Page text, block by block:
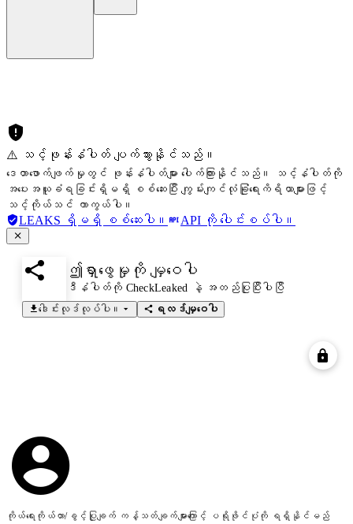
⚠️ သင့်ဖုန်းနံပါတ် ပျက်သွားနိုင်သည်။
ဒေတာဖောက်ဖျက်မှုတွင် ဖုန်းနံပါတ်များ ပေါက်ကြားနိုင်သည်။ သင့်နံပါတ်ကို
အပေးအယူခံရခြင်းရှိမရှိ စစ်ဆေးပြီး ကျွမ်းကျင်လုံခြုံရေးကိရိယာများဖြင့်
သင့်ကိုယ်သင် ကာကွယ်ပါ။
LEAKS ရှိမရှိ စစ်ဆေးပါ။ API ကို ပေါင်းစပ်ပါ။
ဤရှာဖွေမှုကို မျှဝေပါ
ဒီနံပါတ်ကို CheckLeaked နဲ့ အတည်ပြုပြီးပါပြီ
ဒေါင်းလုဒ်လုပ်ပါ။
ရလဒ်မျှဝေပါ
ကိုယ်ရေးကိုယ်တာ/ခွင့်ပြုချက် ကန့်သတ်ချက်များကြောင့် ပရိုဖိုင်ပုံကို ရရှိနိုင်မည်